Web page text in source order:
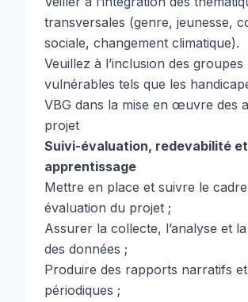
transversales (genre, jeunesse,
sociale, changement climatique).
Veuillez à l’inclusion des groupes
vulnérables tels que les
VBG dans la mise en œuvre des
projet
Suivi-évaluation, redevabilité et
apprentissage
Mettre en place et suivre le
évaluation du projet ;
Assurer la collecte, l’analyse et
des données ;
Produire des rapports narratifs
périodiques ;